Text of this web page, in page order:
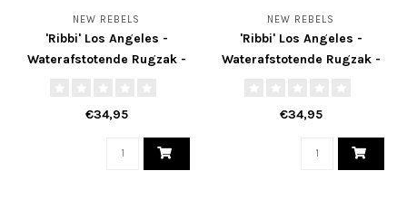
NEW REBELS
'Ribbi' Los Angeles -
Waterafstotende Rugzak -
€34,95
NEW REBELS
'Ribbi' Los Angeles -
Waterafstotende Rugzak -
€34,95